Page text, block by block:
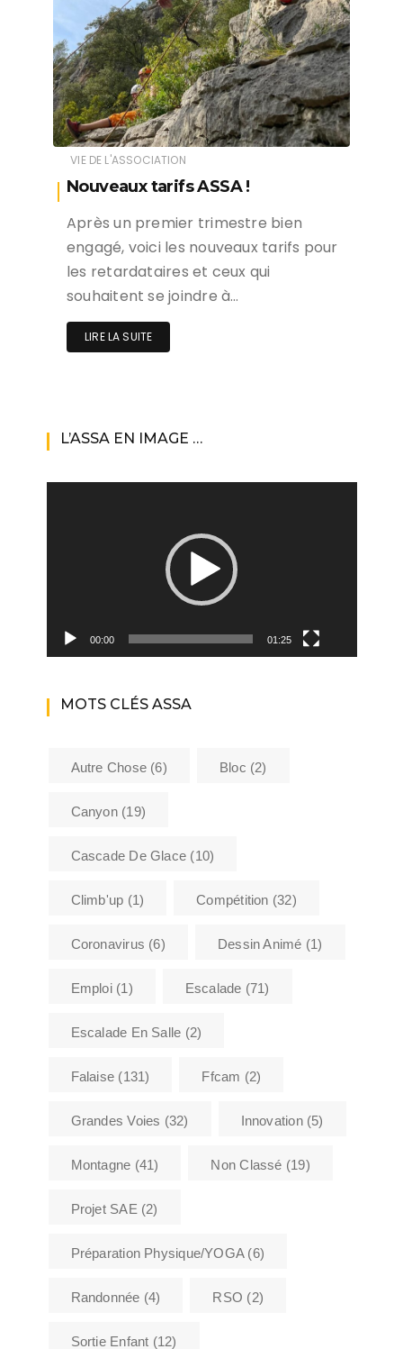
VIE DE L'ASSOCIATION
Nouveaux tarifs ASSA !
Après un premier trimestre bien
engagé, voici les nouveaux tarifs pour
les retardataires et ceux qui
souhaitent se joindre à…
LIRE LA SUITE
L’ASSA EN IMAGE …
00:00 01:25
MOTS CLÉS ASSA
Autre Chose(6) Bloc (2)
Canyon(19)
Cascade De Glace (10)
Climb'up (1) Compétition (32)
Coronavirus (6) Dessin Animé (1)
Emploi(1) Escalade (71)
Escalade En Salle (2)
Falaise (131) Ffcam (2)
Grandes Voies (32) Innovation(5)
Montagne (41) Non Classé (19)
Projet SAE (2)
Préparation Physique/YOGA(6)
Randonnée (4) RSO (2)
Sortie Enfant (12)